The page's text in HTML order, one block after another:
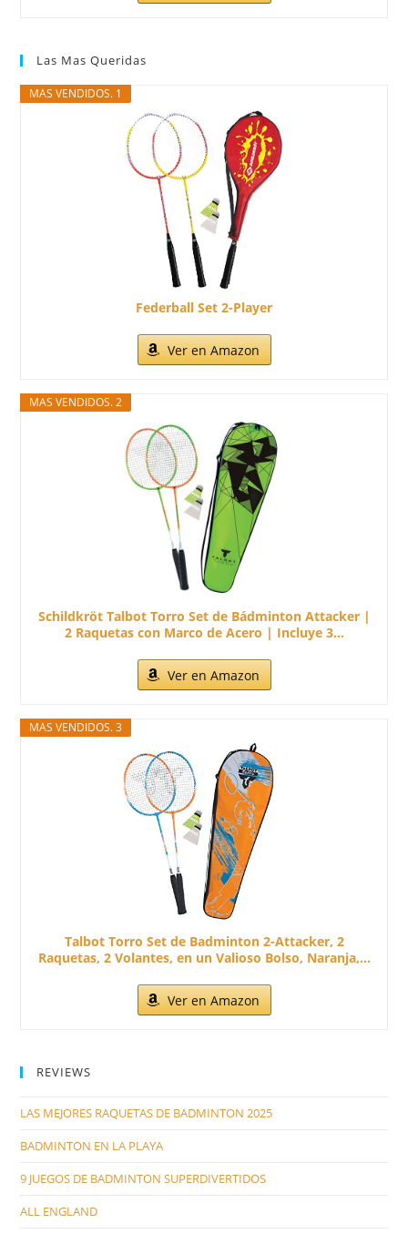
Las Mas Queridas
MAS VENDIDOS. 1
Federball Set 2-Player
Ver en Amazon
MAS VENDIDOS. 2
Schildkröt Talbot Torro Set de Bádminton Attacker |
2 Raquetas con Marco de Acero | Incluye 3...
Ver en Amazon
MAS VENDIDOS. 3
Talbot Torro Set de Badminton 2-Attacker, 2
Raquetas, 2 Volantes, en un Valioso Bolso, Naranja,...
Ver en Amazon
REVIEWS
LAS MEJORES RAQUETAS DE BADMINTON 2025
BADMINTON EN LA PLAYA
9 JUEGOS DE BADMINTON SUPERDIVERTIDOS
ALL ENGLAND